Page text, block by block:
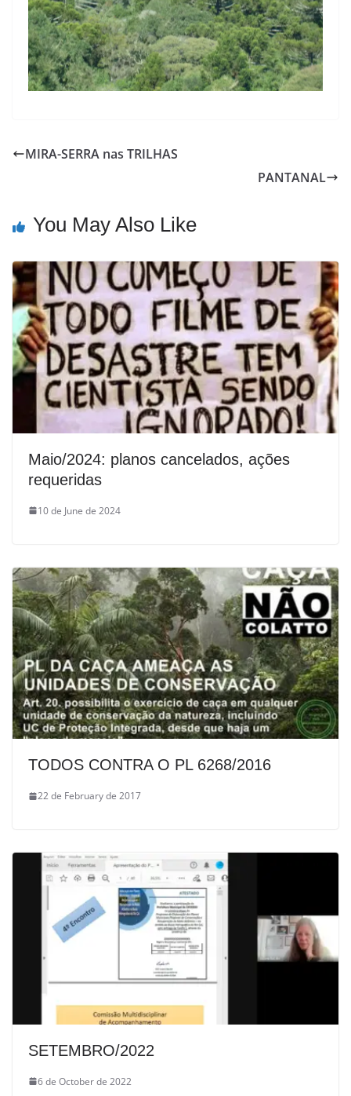
MIRA-SERRA nas TRILHAS
PANTANAL
You May Also Like
Maio/2024: planos cancelados, ações
requeridas
10 de June de 2024
TODOS CONTRA O PL 6268/2016
22 de February de 2017
SETEMBRO/2022
6 de October de 2022